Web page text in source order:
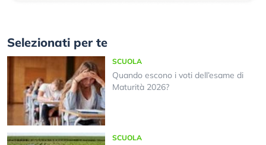
Selezionati per te
SCUOLA
Quando escono i voti dell’esame di
Maturità 2026?
SCUOLA